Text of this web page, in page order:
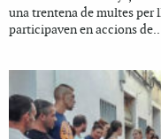
una trentena de multes per
participaven en accions